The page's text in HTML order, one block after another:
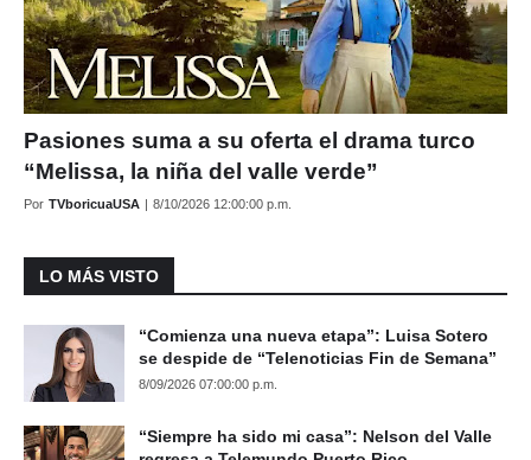
Pasiones suma a su oferta el drama turco
“Melissa, la niña del valle verde”
Por TVboricuaUSA | 8/10/2026 12:00:00 p.m.
LO MÁS VISTO
“Comienza una nueva etapa”: Luisa Sotero
se despide de “Telenoticias Fin de Semana”
8/09/2026 07:00:00 p.m.
“Siempre ha sido mi casa”: Nelson del Valle